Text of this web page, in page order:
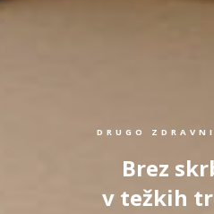
DRUGO
Brez
v težkih